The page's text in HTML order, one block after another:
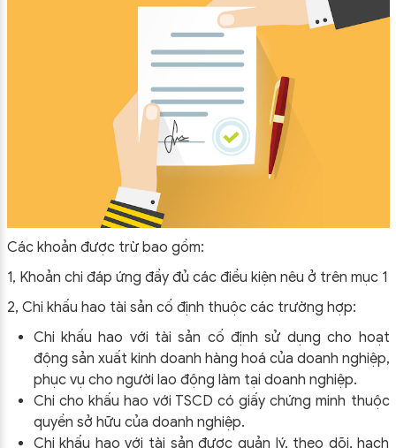
Các khoản được trừ bao gồm:
1, Khoản chi đáp ứng đầy đủ các điều kiện nêu ở trên mục 1
2, Chi khấu hao tài sản cố định thuộc các trường hợp:
Chi khấu hao với tài sản cố định sử dụng cho hoạt
động sản xuất kinh doanh hàng hoá của doanh nghiệp,
phục vụ cho người lao động làm tại doanh nghiệp.
Chi cho khấu hao với TSCD có giấy chứng minh thuộc
quyền sở hữu của doanh nghiệp.
Chi khấu hao với tài sản được quản lý, theo dõi, hạch